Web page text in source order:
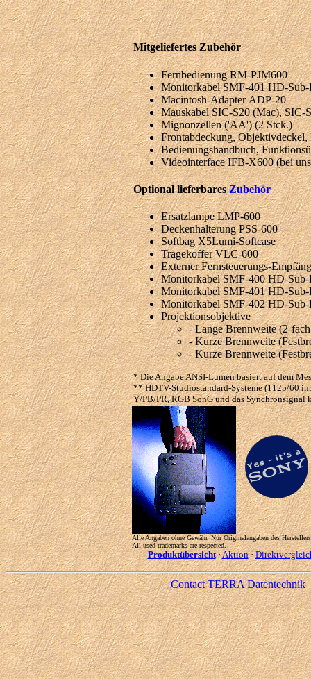
Mitgeliefertes Zubehör
Fernbedienung RM-PJM600
Monitorkabel SMF-401 HD-
Macintosh-Adapter ADP-20
Mauskabel SIC-S20 (Mac), SIC-
Mignonzellen ('AA') (2 Stck.)
Frontabdeckung,
Bedienungshandbuch,
Videointerface IFB-X600 (bei
Optional lieferbaresZubehör
Ersatzlampe LMP-600
Deckenhalterung PSS-600
Softbag X5Lumi-Softcase
Tragekoffer VLC-600
Externer Fernsteuerungs-
Monitorkabel SMF-400 HD-
Monitorkabel SMF-401 HD-
Monitorkabel SMF-402 HD-
Projektionsobjektive
- Lange Brennweite (2-
- Kurze Brennweite
- Kurze Brennweite
* Die Angabe ANSI-Lumen basiert auf dem
** HDTV-Studiostandard-Systeme (1125/60
Y/PB/PR, RGB SonG und das
Alle Angaben ohne Gewähr. Nur Originalangaben des
All used trademarks are respected.
Produktübersicht·Aktion·
Contact TERRA Datentechnik-